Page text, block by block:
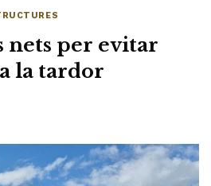
nets per evitar
la tardor